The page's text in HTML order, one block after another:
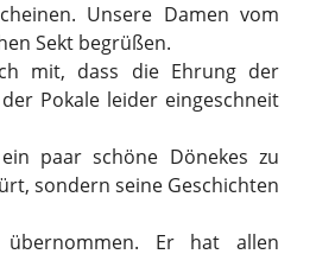
Unsere Damen vom
Sekt begrüßen.
mit, dass die Ehrung der
Pokale leider eingeschneit
paar schöne Dönekes zu
sondern seine Geschichten
übernommen. Er hat allen